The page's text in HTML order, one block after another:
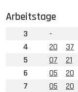
Arbeitstage
3
-
4
20 37
5
07 21
6
05 20
7
05 20